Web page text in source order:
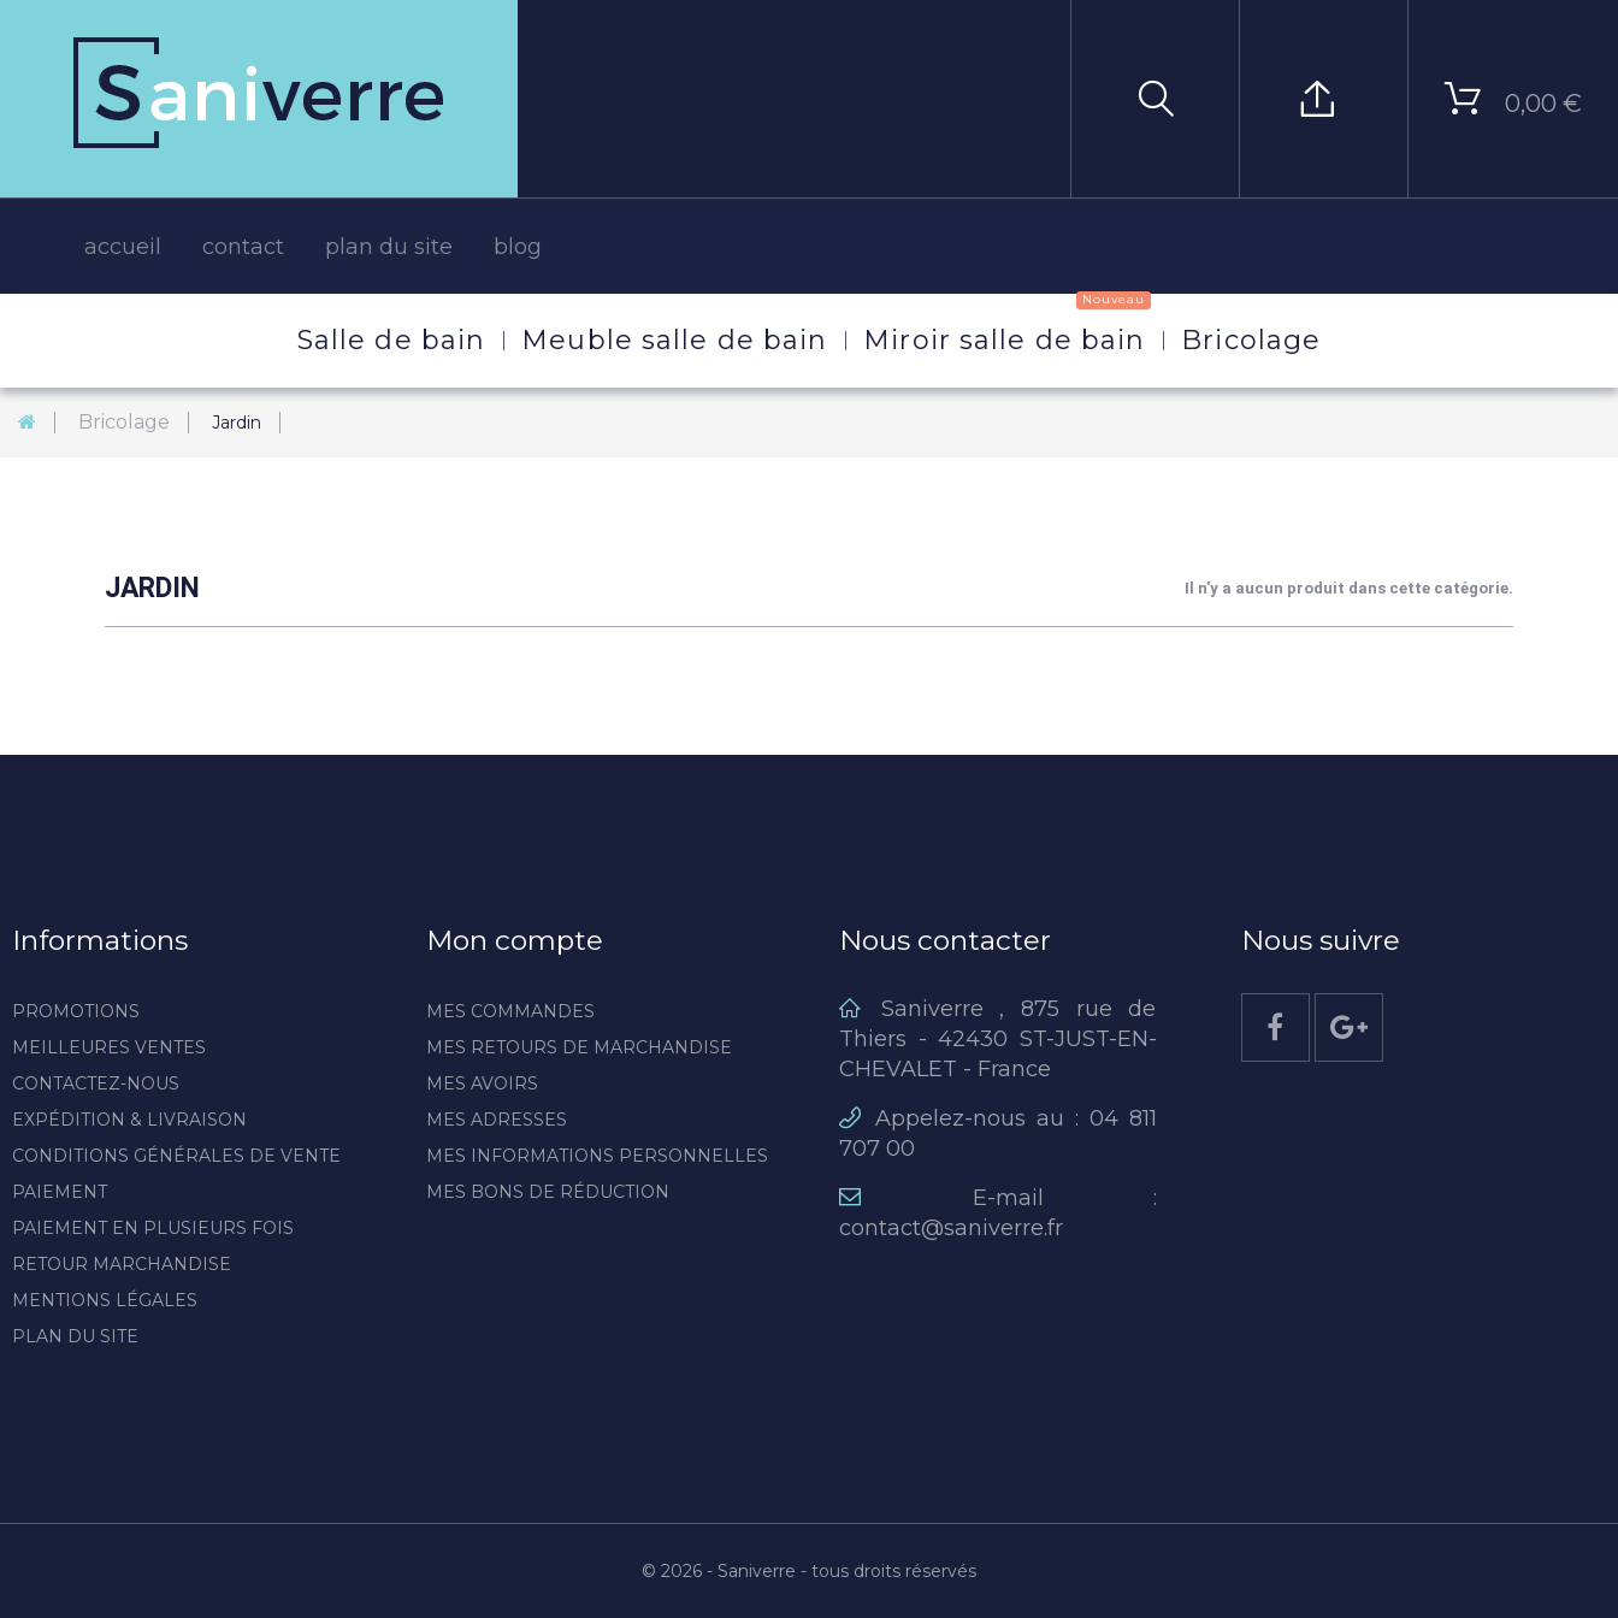
0,00 €
accueil contact plan du site blog
Salle de bain Meuble salle de bain Miroir salle de bain
Nouveau
Bricolage
Bricolage Jardin
JARDIN Il n'y a aucun produit dans cette catégorie.
Informations
PROMOTIONS
MEILLEURES VENTES
CONTACTEZ-NOUS
EXPÉDITION & LIVRAISON
CONDITIONS GÉNÉRALES DE VENTE
PAIEMENT
PAIEMENT EN PLUSIEURS FOIS
RETOUR MARCHANDISE
MENTIONS LÉGALES
PLAN DU SITE
Mon compte
MES COMMANDES
MES RETOURS DE MARCHANDISE
MES AVOIRS
MES ADRESSES
MES INFORMATIONS PERSONNELLES
MES BONS DE RÉDUCTION
Nous contacter
Saniverre , 875 rue de
Thiers - 42430 ST-JUST-EN-
CHEVALET - France
Appelez-nous au : 04 811
707 00
E-mail :
contact@saniverre.fr
Nous suivre
© 2026 - Saniverre - tous droits réservés